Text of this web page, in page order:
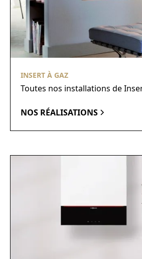
INSERT À GAZ
Toutes nos installations de
NOS RÉALISATIONS